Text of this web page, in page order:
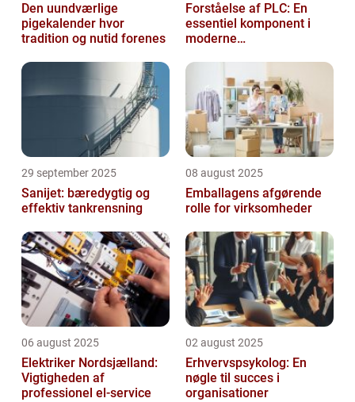
Den uundværlige
pigekalender hvor
tradition og nutid forenes
Forståelse af PLC: En
essentiel komponent i
moderne
29 september 2025
Sanijet: bæredygtig og
effektiv tankrensning
08 august 2025
Emballagens afgørende
rolle for virksomheder
06 august 2025
Elektriker Nordsjælland:
Vigtigheden af
professionel el-service
02 august 2025
Erhvervspsykolog: En
nøgle til succes i
organisationer